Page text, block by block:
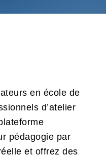
en école de
d’atelier
pédagogie par
et offrez des